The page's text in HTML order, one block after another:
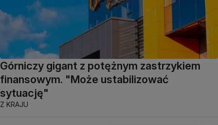
Górniczy gigant z potężnym zastrzykiem
finansowym. "Może ustabilizować
sytuację"
Z KRAJU